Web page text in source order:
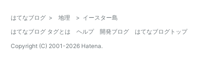
はてなブログ > 地理 > イースター島
はてなブログ タグとは
ヘルプ 開発ブログ
はてなブログトップ
Copyright (C) 2001-2026 Hatena.